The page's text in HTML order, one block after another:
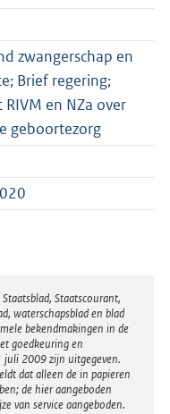
zwangerschap en
Brief regering;
RIVM en NZa over
geboortezorg
Staatscourant,
waterschapsblad en blad
bekendmakingen in de
goedkeuring en
juli 2009 zijn uitgegeven.
dat alleen de in papieren
de hier aangeboden
van service aangeboden.